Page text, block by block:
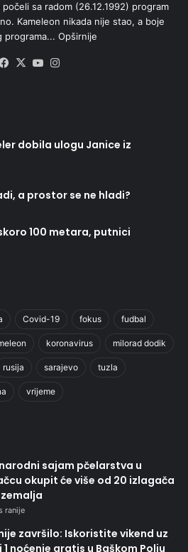
sa radom (26.12.1992) program
Kameleon nikada nije stao, a boje
programa... Opširnije
Facebook
X YouTube
dobila ulogu Janice iz
a prostor se ne hladi?
100 metara, putnici
Covid-19 fokus fudbal
koronavirus milorad dodik
rusija sarajevo tuzla
vrijeme
sajam pčelarstva u
okupit će više od 20 izlagača
ranije
završilo: Iskoristite vikend uz
1 noćenje gratis u Baškom Polju